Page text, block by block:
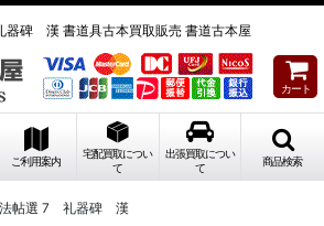
碑 漢 書道具古本買取販売 書道古本屋
カート
ご利用案内
宅配買取につい
て
出張買取につい
て
商品検索
法帖選 7 礼器碑 漢